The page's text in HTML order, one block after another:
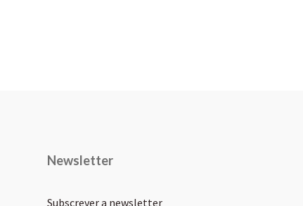
Newsletter
Subscrever a newsletter